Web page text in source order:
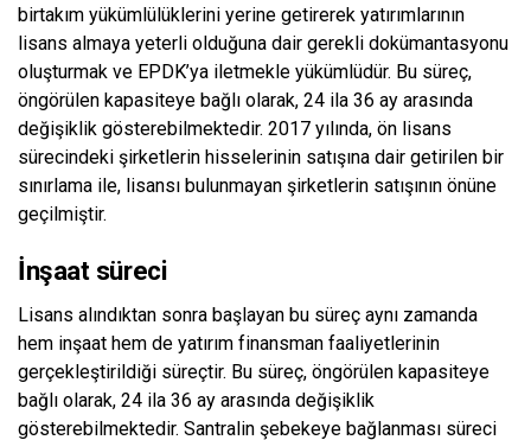
birtakım yükümlülüklerini yerine getirerek yatırımlarının
lisans almaya yeterli olduğuna dair gerekli dokümantasyonu
oluşturmak ve EPDK’ya iletmekle yükümlüdür. Bu süreç,
öngörülen kapasiteye bağlı olarak, 24 ila 36 ay arasında
değişiklik gösterebilmektedir. 2017 yılında, ön lisans
sürecindeki şirketlerin hisselerinin satışına dair getirilen bir
sınırlama ile, lisansı bulunmayan şirketlerin satışının önüne
geçilmiştir.
İnşaat süreci
Lisans alındıktan sonra başlayan bu süreç aynı zamanda
hem inşaat hem de yatırım finansman faaliyetlerinin
gerçekleştirildiği süreçtir. Bu süreç, öngörülen kapasiteye
bağlı olarak, 24 ila 36 ay arasında değişiklik
gösterebilmektedir. Santralin şebekeye bağlanması süreci